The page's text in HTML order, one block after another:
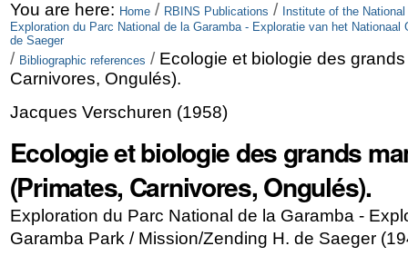
Skip
to
content.
Skip
to
navigation
Personal
tools
You are here: Home / RBINS Publications / Institute of the
Exploration du Parc National de la Garamba - Exploratie van het
de Saeger
/ Bibliographic references / Ecologie et biologie des
Carnivores, Ongulés).
Jacques Verschuren (1958)
Ecologie et biologie des grands
(Primates, Carnivores, Ongulés).
Exploration du Parc National de la Garamba -
Garamba Park / Mission/Zending H. de Saeger